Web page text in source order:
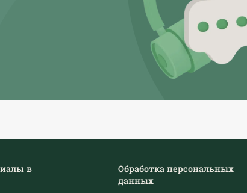
в
Обработка персональных
данных